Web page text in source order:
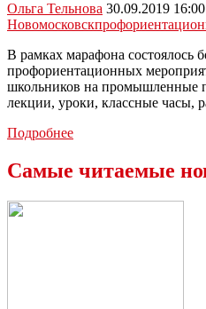
Ольга Тельнова 30.09.2019 16:00
Новомосковск
В рамках марафона состоялось
профориентационных
школьников на промышленные
лекции, уроки, классные часы,
ПодробнееВ
итоги
Самые читаемые